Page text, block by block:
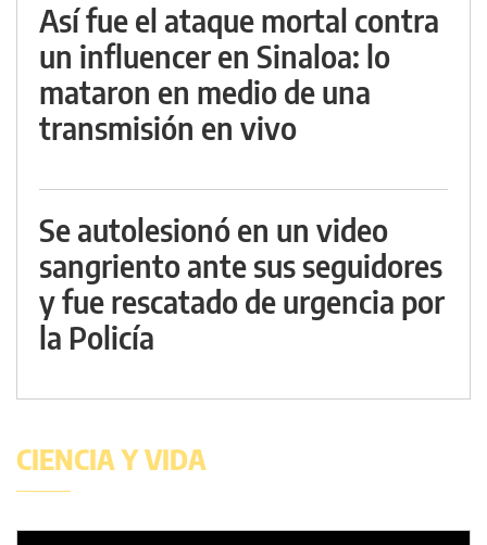
Así fue el ataque mortal contra
un influencer en Sinaloa: lo
mataron en medio de una
transmisión en vivo
Se autolesionó en un video
sangriento ante sus seguidores
y fue rescatado de urgencia por
la Policía
CIENCIA Y VIDA